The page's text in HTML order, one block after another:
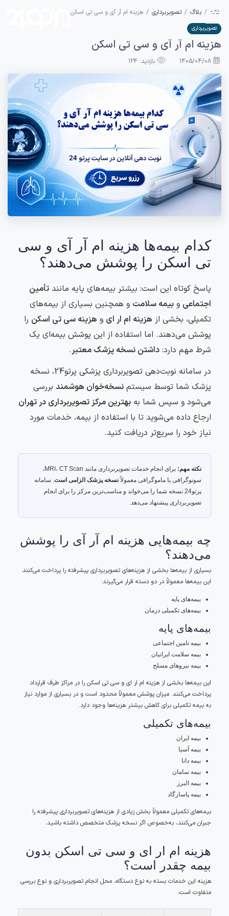
خانه بلاگ تصویربرداری هزینه ام آر آی و سی تی اسکن
تصویربرداری
هزینه ام آر آی و سی تی اسکن
بازدید: 124
کدام بیمه‌ها هزینه ام آر آی و سی
تی اسکن را پوشش می‌دهند؟
پاسخ کوتاه این است: بیشتر بیمه‌های پایه مانند تأمین
اجتماعی و بیمه سلامت و همچنین بسیاری از بیمه‌های
تکمیلی، بخشی از هزینه ام ار ای و هزینه سی تی اسکن را
پوشش می‌دهند. اما استفاده از این پوشش بیمه‌ای یک
شرط مهم دارد: داشتن نسخه پزشک معتبر.
در سامانه نوبت‌دهی تصویربرداری پزشکی پرتو24، نسخه
پزشک شما توسط سیستم نسخه‌خوان هوشمند بررسی
می‌شود و سپس شما به بهترین مرکز تصویربرداری در تهران
ارجاع داده می‌شوید تا با استفاده از بیمه، خدمات مورد
نیاز خود را سریع‌تر دریافت کنید.
نکته مهم:
برای انجام خدمات تصویربرداری مانند MRI، CT Scan،
سونوگرافی یا ماموگرافی معمولاًنسخه پزشک الزامی است . سامانه
پرتو24 نسخه شما را می‌خواند و مناسب‌ترین مرکز را برای انجام
تصویربرداری پیشنهاد می‌دهد.
چه بیمه‌هایی هزینه ام آر آی را پوشش
می‌دهند؟
بسیاری از بیمه‌ها بخشی از هزینه‌های تصویربرداری پیشرفته را پرداخت می‌کنند.
این بیمه‌ها معمولاً در دو دسته قرار می‌گیرند:
بیمه‌های پایه
بیمه‌های تکمیلی درمان
بیمه‌های پایه
بیمه تامین اجتماعی
بیمه سلامت ایرانیان
بیمه نیروهای مسلح
این بیمه‌ها بخشی از هزینه ام ار ای و سی تی اسکن را در مراکز طرف قرارداد
پرداخت می‌کنند. میزان پوشش معمولاً محدود است و در بسیاری از موارد نیاز
به بیمه تکمیلی برای کاهش بیشتر هزینه‌ها وجود دارد.
بیمه‌های تکمیلی
بیمه ایران
بیمه آسیا
بیمه دانا
بیمه سامان
بیمه البرز
بیمه پاسارگاد
بیمه‌های تکمیلی معمولاً بخش زیادی از هزینه‌های تصویربرداری پیشرفته را
جبران می‌کنند، به‌خصوص اگر نسخه پزشک متخصص داشته باشید.
هزینه ام ار ای و سی تی اسکن بدون
بیمه چقدر است؟
هزینه این خدمات بسته به نوع دستگاه، محل انجام تصویربرداری و نوع بررسی
متفاوت است.